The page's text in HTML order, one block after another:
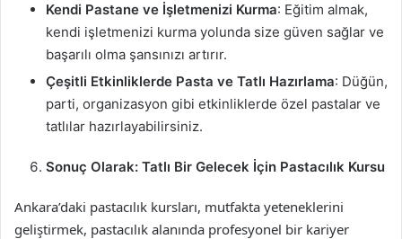
Kendi Pastane ve İşletmenizi Kurma: Eğitim almak,
kendi işletmenizi kurma yolunda size güven sağlar ve
başarılı olma şansınızı artırır.
Çeşitli Etkinliklerde Pasta ve Tatlı Hazırlama: Düğün,
parti, organizasyon gibi etkinliklerde özel pastalar ve
tatlılar hazırlayabilirsiniz.
Sonuç Olarak: Tatlı Bir Gelecek İçin Pastacılık Kursu
Ankara’daki pastacılık kursları, mutfakta yeteneklerini
geliştirmek, pastacılık alanında profesyonel bir kariyer